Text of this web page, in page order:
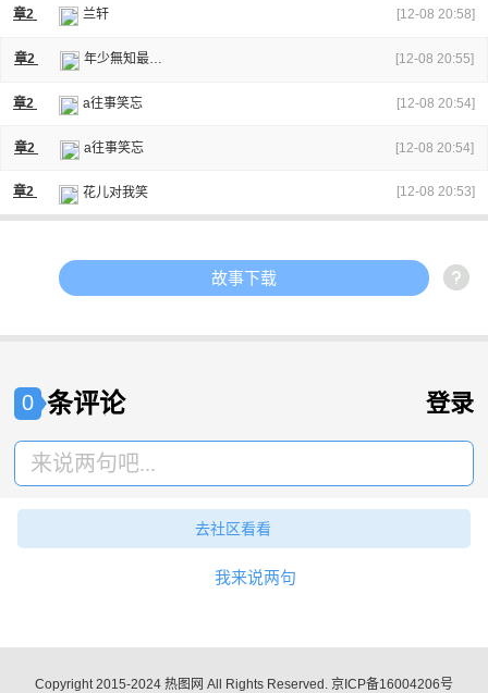
章2 兰轩 [12-08 20:58]
章2 年少無知最瘋狂 [12-08 20:55]
章2 a往事笑忘 [12-08 20:54]
章2 a往事笑忘 [12-08 20:54]
章2 花儿对我笑 [12-08 20:53]
故事下载
0 条评论 登录
来说两句吧...
去社区看看
我来说两句
Copyright 2015-2024 热图网 All Rights Reserved. 京ICP备16004206号